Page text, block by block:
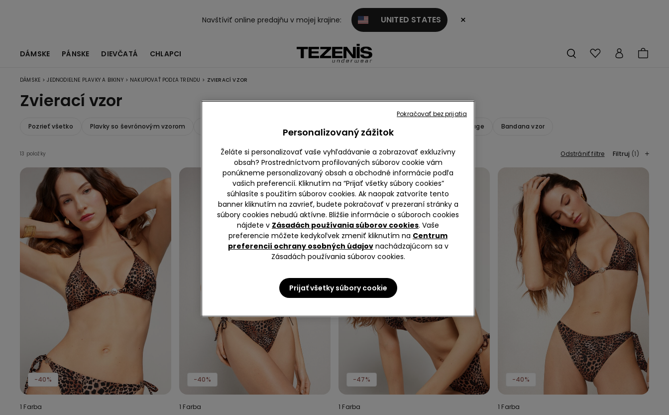
Navštíviť online predajňu v mojej krajine: UNITED STATES ×
DÁMSKE PÁNSKE DIEVČATÁ CHLAPCI
DÁMSKE > JEDNODIELNE PLAVKY A BIKINY > NAKUPOVAŤ PODĽA TRENDU > ZVIERACÍ VZOR
Zvierací vzor
Pozrieť všetko Plavky so ševrónovým vzorom Rebrované Vintage Bandana vzor
13 položky Odstrániť filtre Filtruj (1)
-40%
1 Farba
-40%
1 Farba
-47%
1 Farba
-40%
1 Farba
Personalizovaný zážitok
Želáte si personalizovať vaše vyhľadávanie a zobrazovať exkluzívny
obsah? Prostredníctvom profilovaných súborov cookie vám
ponúkneme personalizovaný obsah a obchodné informácie podľa
vašich preferencií. Kliknutím na “Prijať všetky súbory cookies”
súhlasíte s použitím súborov cookies. Ak naopak zatvoríte tento
banner kliknutím na zavrieť, budete pokračovať v prezeraní stránky a
súbory cookies nebudú aktívne. Bližšie informácie o súboroch cookies
nájdete v Zásadách používania súborov cookies. Vaše
preferencie môžete kedykoľvek zmeniť kliknutím na Centrum
preferencií ochrany osobných údajovnachádzajúcom sa v
Zásadách používania súborov cookies.
Prijať všetky súbory cookie
Pokračovať bez prijatia